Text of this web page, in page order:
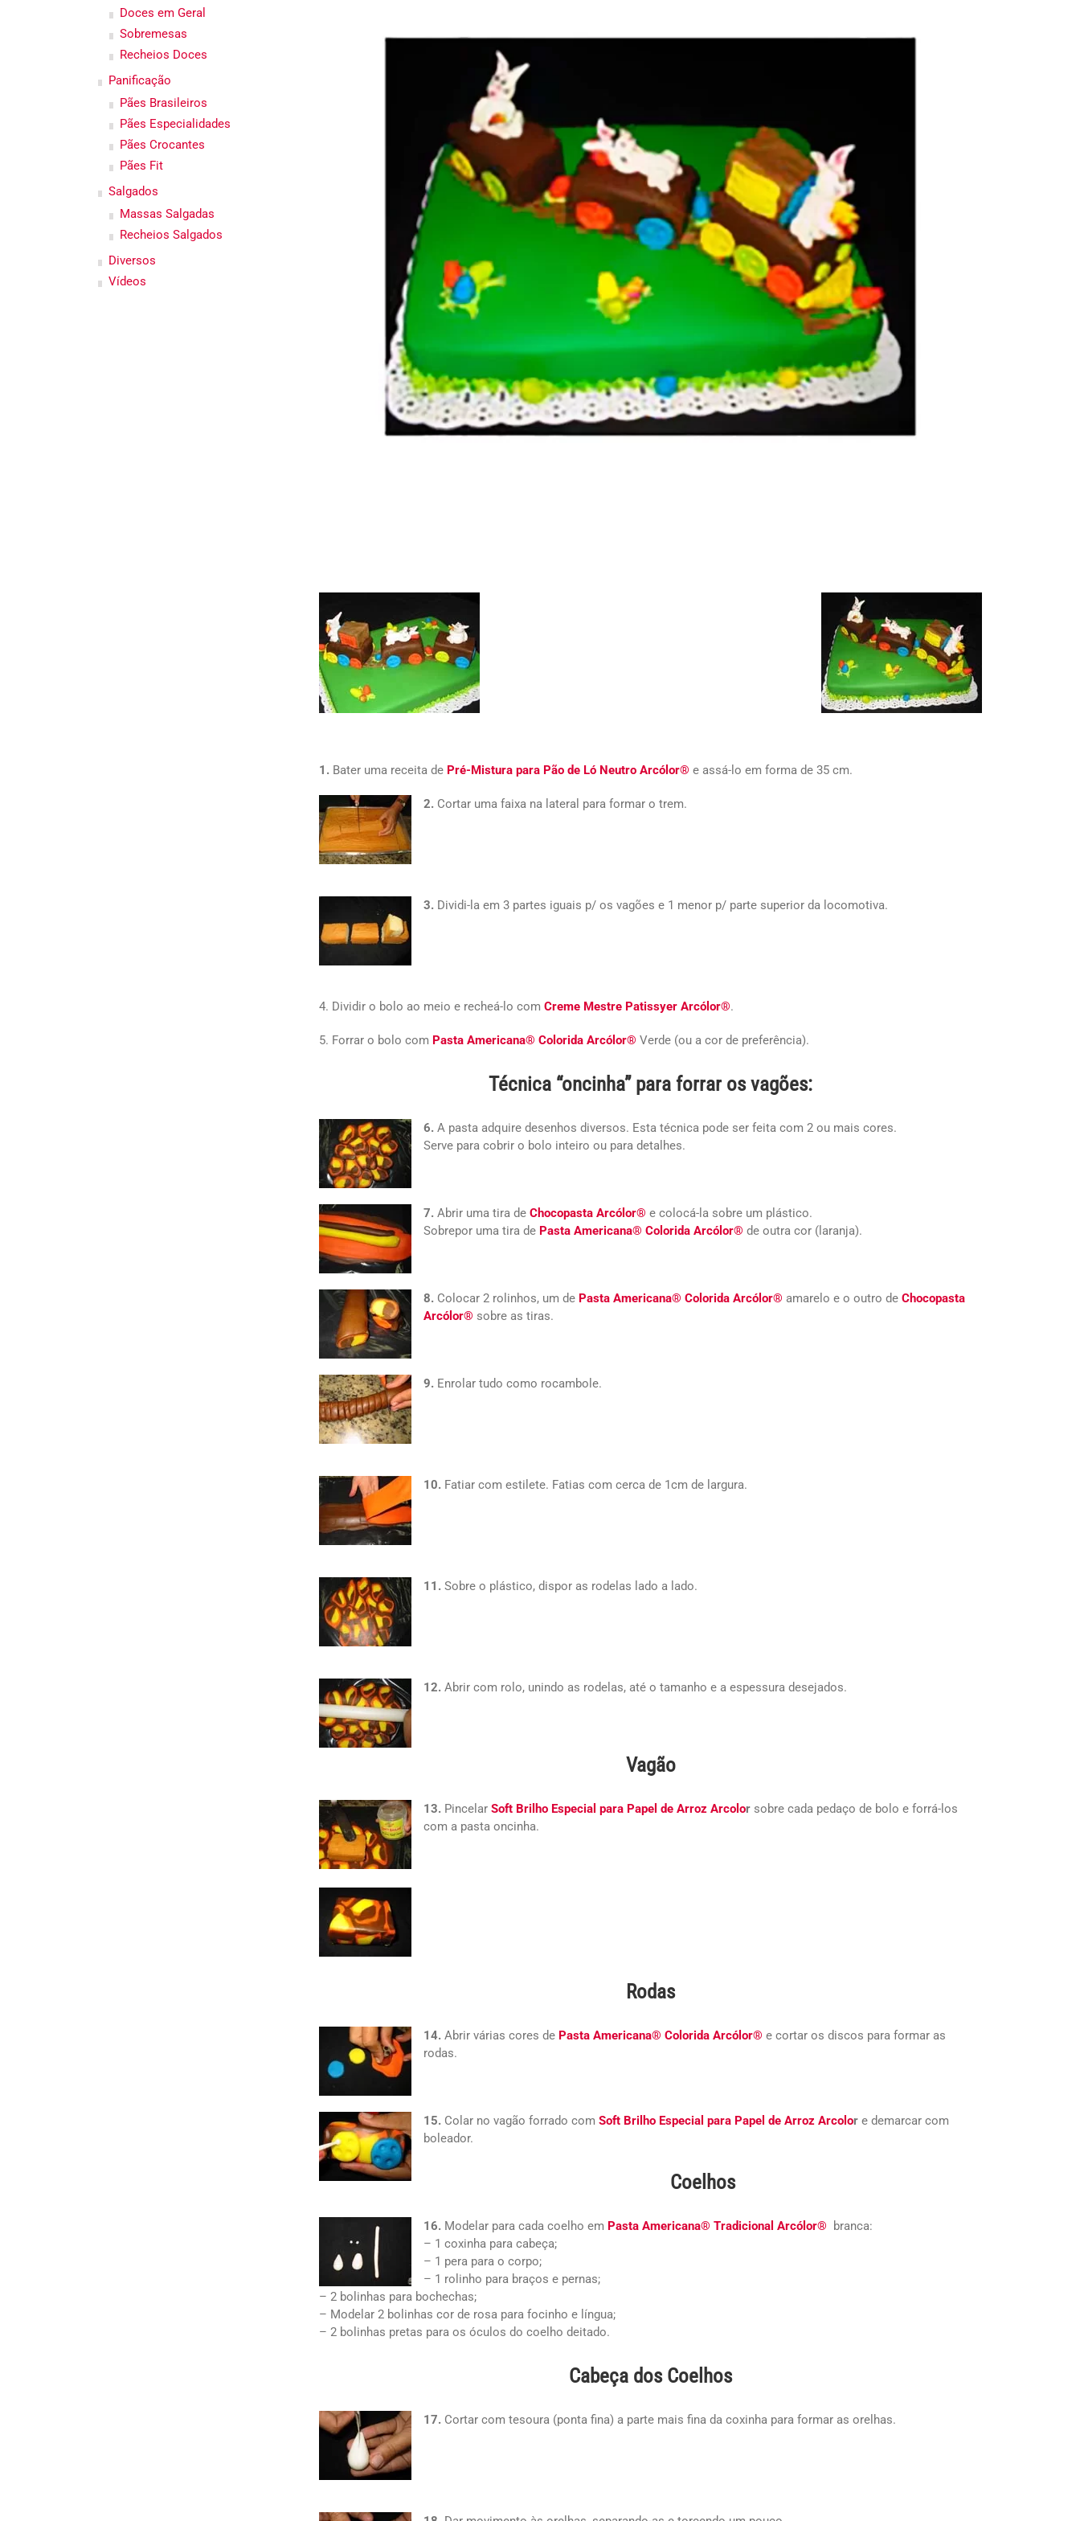
1. Bater uma receita de Pré-Mistura para Pão de Ló Neutro Arcólor® e assá-lo em forma de 35 cm.
2. Cortar uma faixa na lateral para formar o trem.
3. Dividi-la em 3 partes iguais p/ os vagões e 1 menor p/ parte superior da locomotiva.
4. Dividir o bolo ao meio e recheá-lo com Creme Mestre Patissyer Arcólor®.
5. Forrar o bolo com Pasta Americana® Colorida Arcólor® Verde (ou a cor de preferência).
Técnica “oncinha” para forrar os vagões:
6. A pasta adquire desenhos diversos. Esta técnica pode ser feita com 2 ou mais cores.
Serve para cobrir o bolo inteiro ou para detalhes.
7. Abrir uma tira de Chocopasta Arcólor® e colocá-la sobre um plástico.
Sobrepor uma tira de Pasta Americana® Colorida Arcólor® de outra cor (laranja).
8. Colocar 2 rolinhos, um de Pasta Americana® Colorida Arcólor® amarelo e o outro de Chocopasta
Arcólor® sobre as tiras.
9. Enrolar tudo como rocambole.
10. Fatiar com estilete. Fatias com cerca de 1cm de largura.
11. Sobre o plástico, dispor as rodelas lado a lado.
12. Abrir com rolo, unindo as rodelas, até o tamanho e a espessura desejados.
Vagão
13. Pincelar Soft Brilho Especial para Papel de Arroz Arcolor sobre cada pedaço de bolo e forrá-los
com a pasta oncinha.
Rodas
14. Abrir várias cores de Pasta Americana® Colorida Arcólor® e cortar os discos para formar as
rodas.
15. Colar no vagão forrado com Soft Brilho Especial para Papel de Arroz Arcolor e demarcar com
boleador.
Coelhos
16. Modelar para cada coelho em Pasta Americana® Tradicional Arcólor®
branca:
– 1 coxinha para cabeça;
– 1 pera para o corpo;
– 1 rolinho para braços e pernas;
– 2 bolinhas para bochechas;
– Modelar 2 bolinhas cor de rosa para focinho e língua;
– 2 bolinhas pretas para os óculos do coelho deitado.
Cabeça dos Coelhos
17. Cortar com tesoura (ponta fina) a parte mais fina da coxinha para formar as orelhas.
Doces em Geral
Sobremesas
Recheios Doces
Panificação
Pães Brasileiros
Pães Especialidades
Pães Crocantes
Pães Fit
Salgados
Massas Salgadas
Recheios Salgados
Diversos
Vídeos